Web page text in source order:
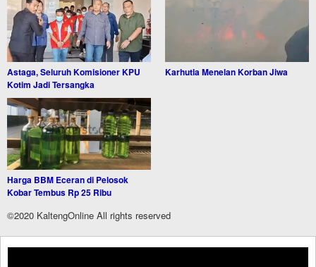
Astaga, Seluruh Komisioner KPU
Kotim Jadi Tersangka
Karhutla Menelan Korban Jiwa
Harga BBM Eceran di Pelosok
Kobar Tembus Rp 25 Ribu
©2020 KaltengOnline All rights reserved